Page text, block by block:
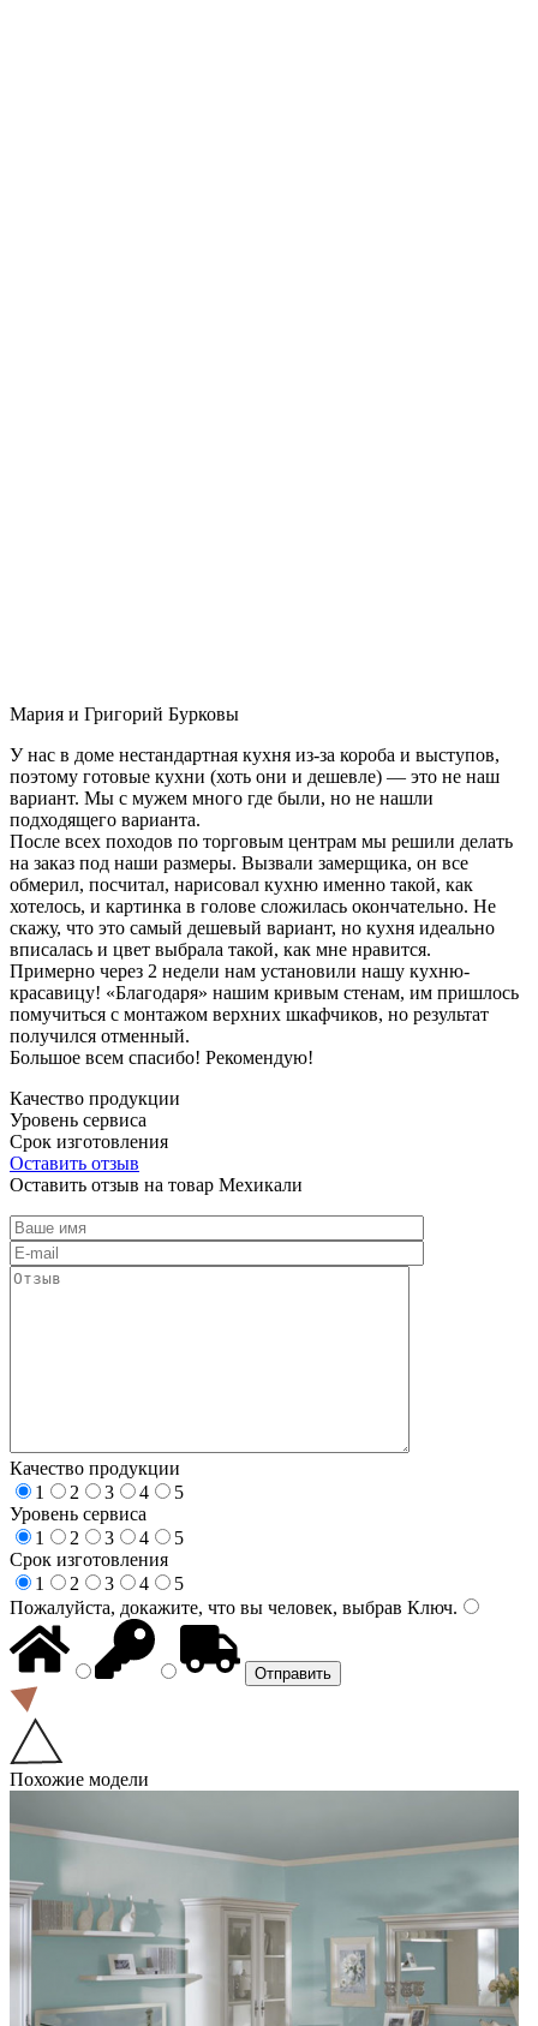
Мария и Григорий Бурковы
У нас в доме нестандартная кухня из-за короба и выступов,
поэтому готовые кухни (хоть они и дешевле) — это не наш
вариант. Мы с мужем много где были, но не нашли
подходящего варианта.
После всех походов по торговым центрам мы решили делать
на заказ под наши размеры. Вызвали замерщика, он все
обмерил, посчитал, нарисовал кухню именно такой, как
хотелось, и картинка в голове сложилась окончательно. Не
скажу, что это самый дешевый вариант, но кухня идеально
вписалась и цвет выбрала такой, как мне нравится.
Примерно через 2 недели нам установили нашу кухню-
красавицу! «Благодаря» нашим кривым стенам, им пришлось
помучиться с монтажом верхних шкафчиков, но результат
получился отменный.
Большое всем спасибо! Рекомендую!
Качество продукции
Уровень сервиса
Срок изготовления
Оставить отзыв
Оставить отзыв на товар Мехикали
Качество продукции
1
2 3 4
5
Уровень сервиса
1
2 3 4
5
Срок изготовления
1
2 3 4
5
Пожалуйста, докажите, что вы человек, выбрав Ключ.
Похожие модели